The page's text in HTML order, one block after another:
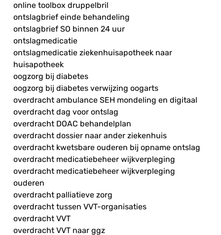
online toolbox druppelbril
ontslagbrief einde behandeling
ontslagbrief SO binnen 24 uur
ontslagmedicatie
ontslagmedicatie ziekenhuisapotheek naar
huisapotheek
oogzorg bij diabetes
oogzorg bij diabetes verwijzing oogarts
overdracht ambulance SEH mondeling en digitaal
overdracht dag voor ontslag
overdracht DOAC behandelplan
overdracht dossier naar ander ziekenhuis
overdracht kwetsbare ouderen bij opname ontslag
overdracht medicatiebeheer wijkverpleging
overdracht medicatiebeheer wijkverpleging
ouderen
overdracht palliatieve zorg
overdracht tussen VVT-organisaties
overdracht VVT
overdracht VVT naar ggz